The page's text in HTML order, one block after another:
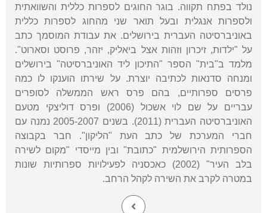
נולד בפתח תקווה. בוגר החוגים לספרות כללית והשוואתית
ולספרות אנגלית ובעל תואר שני מהחוג לספרות כללית
באוניברסיטה העברית בירושלים. את עבודת המוסמך כתב
על "ילדות, זיכרון וזהות אצל ביאליק, יזהר, פרוסט וסארוט".
מלמד ב"בית" הספר "התיכון ליד האוניברסיטה" בירושלים
ומנחה סדנאות לכתיבה יוצרת. על שירתו הוענקו לו כמה
פרסים ספרותיים, בהם פרס ראש הממשלה לסופרים
עבריים על שם לוי אשכול (2006) ופרס דוליצקי מטעם
האוניברסיטה העברית (2011). בשנים 2005-2007 נמנה עם
חברי המערכת של כתב העת "הליקון". חבר בקבוצה
הספרותית הירושלמית "כתובת" ובין מייסדי "מקום לשירה
בלב העיר" (2002) כאכסניה לפעילויות ספרותיות שונות
במטרה לקרב את השירה לקהל הרחב.